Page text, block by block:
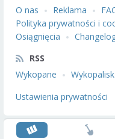
O nas
Reklama
Polityka prywatności i
Osiągnięcia
RSS
Wykopane
Ustawienia prywatności